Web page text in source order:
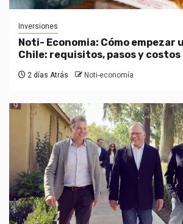
Inversiones
Noti- Economia: Cómo empezar
Chile: requisitos, pasos y costos
2 días Atrás Noti-economía